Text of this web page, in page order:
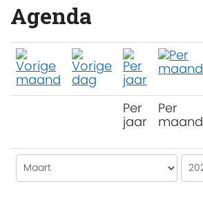
Agenda
Per
jaar
Per
maand